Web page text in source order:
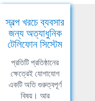
স্বল্প খরচে ব্যবসার
জন্য অত্যাধুনিক
টেলিফোন সিস্টেম
প্রতিটি প্রতিষ্ঠানের
ক্ষেত্রেই যোগাযোগ
একটি অতি গুরুত্বপূর্ণ
বিষয়। আর